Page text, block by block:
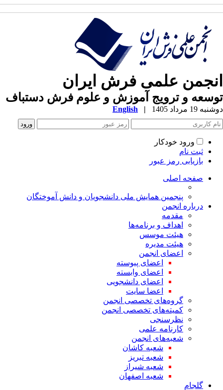
علمی فرش ایران
و ترویج آموزش و علوم فرش دستباف
19 مرداد 1405 |
English
ورود خودکار
ثبت نام
بازیابی رمز عبور
صفحه اصلی
پنجمین همایش ملی دانشجویان و دانش آموختگان
درباره انجمن
مقدمه
اهداف و برنامه‌ها
هیئت موسس
هیئت مدیره
اعضای انجمن
اعضای پیوسته
اعضای وابسته
اعضای دانشجویی
اعضا سایت
گروه‌های تخصصی انجمن
کمیته‌های تخصصی انجمن
نظرسنجی
کارنامه علمی
شعبه‌های انجمن
شعبه کاشان
شعبه تبریز
شعبه شیراز
شعبه اصفهان
گلجام